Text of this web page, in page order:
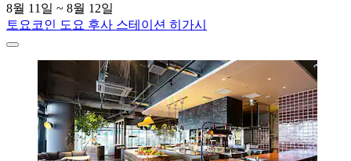
8월 11일 ~ 8월 12일
토요코인 도요 후사 스테이션 히가시